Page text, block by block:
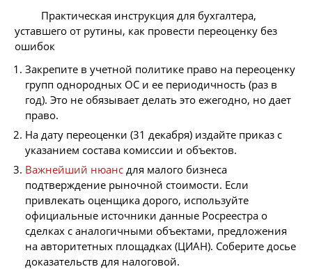
Практическая инструкция для бухгалтера,
уставшего от рутины, как провести переоценку без
ошибок
Закрепите в учетной политике право на переоценку
групп однородных ОС и ее периодичность (раз в
год). Это не обязывает делать это ежегодно, но дает
право.
На дату переоценки (31 декабря) издайте приказ с
указанием состава комиссии и объектов.
Важнейший нюанс для малого бизнеса
подтверждение рыночной стоимости. Если
привлекать оценщика дорого, используйте
официальные источники данные Росреестра о
сделках с аналогичными объектами, предложения
на авторитетных площадках (ЦИАН). Соберите досье
доказательств для налоговой.